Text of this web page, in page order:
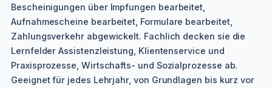
Bescheinigungen über Impfungen bearbeitet,
Aufnahmescheine bearbeitet, Formulare bearbeitet,
Zahlungsverkehr abgewickelt. Fachlich decken sie die
Lernfelder Assistenzleistung, Klientenservice und
Praxisprozesse, Wirtschafts- und Sozialprozesse ab.
Geeignet für jedes Lehrjahr, von Grundlagen bis kurz vor